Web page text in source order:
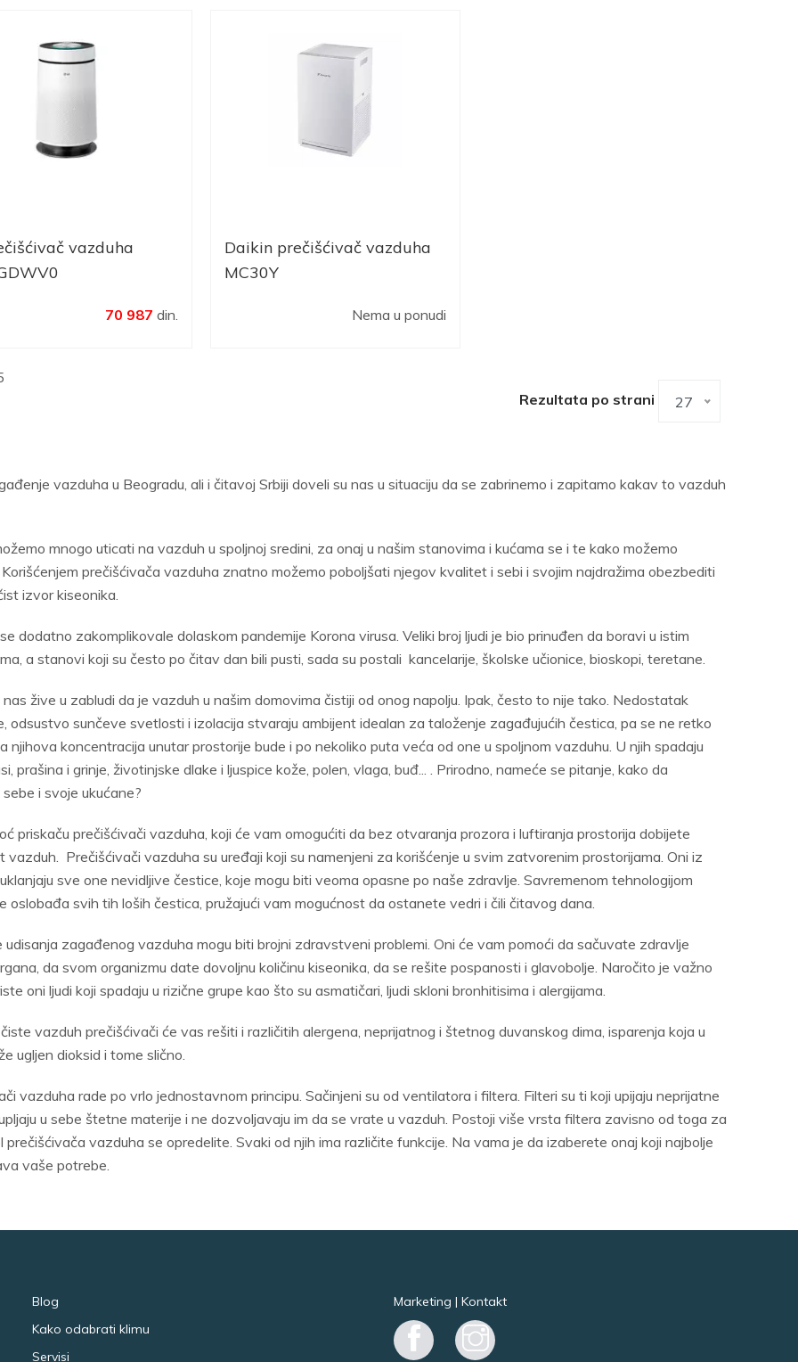
vazduha
70 987 din.
Daikin prečišćivač vazduha
MC30Y
Nema u ponudi
Rezultata po strani 27
vazduha u Beogradu, ali i čitavoj Srbiji doveli su nas u situaciju da se zabrinemo i zapitamo kakav to vazduh
mnogo uticati na vazduh u spoljnoj sredini, za onaj u našim stanovima i kućama se i te kako možemo
prečišćivača vazduha znatno možemo poboljšati njegov kvalitet i sebi i svojim najdražima obezbediti
izvor kiseonika.
dodatno zakomplikovale dolaskom pandemije Korona virusa. Veliki broj ljudi je bio prinuđen da boravi u istim
a stanovi koji su često po čitav dan bili pusti, sada su postali kancelarije, školske učionice, bioskopi, teretane.
žive u zabludi da je vazduh u našim domovima čistiji od onog napolju. Ipak, često to nije tako. Nedostatak
odsustvo sunčeve svetlosti i izolacija stvaraju ambijent idealan za taloženje zagađujućih čestica, pa se ne retko
njihova koncentracija unutar prostorije bude i po nekoliko puta veća od one u spoljnom vazduhu. U njih spadaju
prašina i grinje, životinjske dlake i ljuspice kože, polen, vlaga, buđ... . Prirodno, nameće se pitanje, kako da
i svoje ukućane?
priskaču prečišćivači vazduha, koji će vam omogućiti da bez otvaranja prozora i luftiranja prostorija dobijete
vazduh. Prečišćivači vazduha su uređaji koji su namenjeni za korišćenje u svim zatvorenim prostorijama. Oni iz
sve one nevidljive čestice, koje mogu biti veoma opasne po naše zdravlje. Savremenom tehnologijom
oslobađa svih tih loših čestica, pružajući vam mogućnost da ostanete vedri i čili čitavog dana.
udisanja zagađenog vazduha mogu biti brojni zdravstveni problemi. Oni će vam pomoći da sačuvate zdravlje
da svom organizmu date dovoljnu količinu kiseonika, da se rešite pospanosti i glavobolje. Naročito je važno
oni ljudi koji spadaju u rizične grupe kao što su asmatičari, ljudi skloni bronhitisima i alergijama.
vazduh prečišćivači će vas rešiti i različitih alergena, neprijatnog i štetnog duvanskog dima, isparenja koja u
ugljen dioksid i tome slično.
vazduha rade po vrlo jednostavnom principu. Sačinjeni su od ventilatora i filtera. Filteri su ti koji upijaju neprijatne
u sebe štetne materije i ne dozvoljavaju im da se vrate u vazduh. Postoji više vrsta filtera zavisno od toga za
prečišćivača vazduha se opredelite. Svaki od njih ima različite funkcije. Na vama je da izaberete onaj koji najbolje
vaše potrebe.
Blog
Kako odabrati klimu
Servisi
Marketing |Kontakt
FacebookInstagram